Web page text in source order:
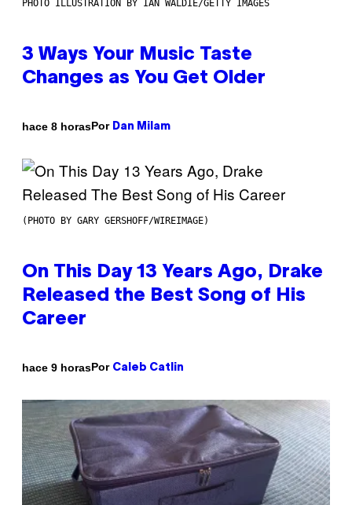
PHOTO ILLUSTRATION BY IAN WALDIE/GETTY IMAGES
3 Ways Your Music Taste
Changes as You Get Older
hace 8 horasPor Dan Milam
(PHOTO BY GARY GERSHOFF/WIREIMAGE)
On This Day 13 Years Ago, Drake
Released the Best Song of His
Career
hace 9 horasPor Caleb Catlin